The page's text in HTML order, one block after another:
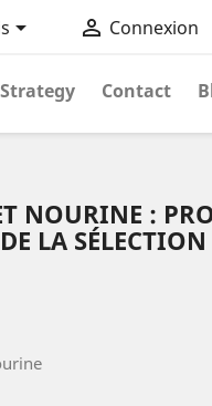
  Connexion
Contact
NOURINE :
LA SÉLECTION